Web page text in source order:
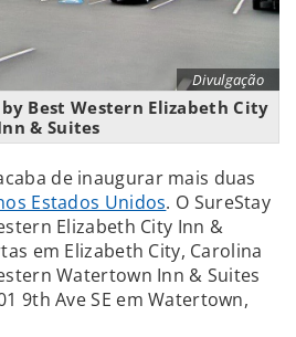
Divulgação
Best Western Elizabeth City
& Suites
de inaugurar mais duas
Estados Unidos. O SureStay
Elizabeth City Inn &
em Elizabeth City, Carolina
Watertown Inn & Suites
9th Ave SE em Watertown,